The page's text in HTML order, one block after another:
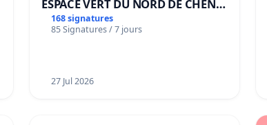
ESPACE VERT DU NORD DE CHENE-
BOUGERIES
168 signatures
85 Signatures / 7 jours
27 Jul 2026